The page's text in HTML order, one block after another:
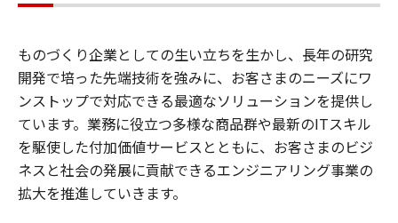
ものづくり企業としての生い立ちを生かし、長年の研究
開発で培った先端技術を強みに、お客さまのニーズにワ
ンストップで対応できる最適なソリューションを提供し
ています。業務に役立つ多様な商品群や最新のITスキル
を駆使した付加価値サービスとともに、お客さまのビジ
ネスと社会の発展に貢献できるエンジニアリング事業の
拡大を推進していきます。